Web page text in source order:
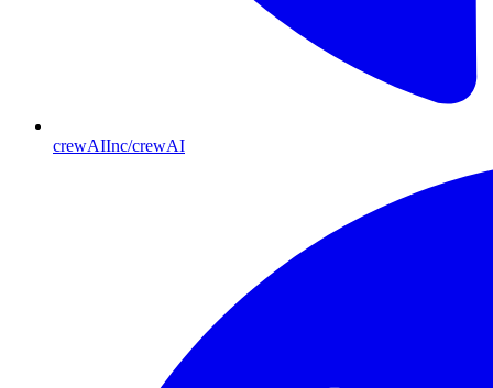
crewAIInc/crewAI